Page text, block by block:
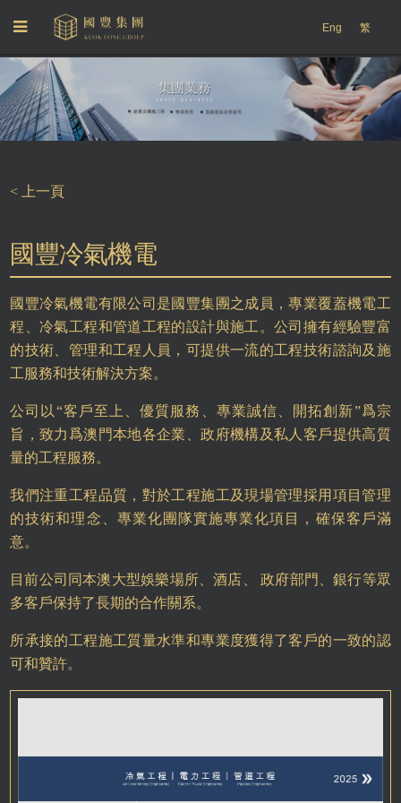
< 上一頁
國豐冷氣機電
國豐冷氣機電有限公司是國豐集團之成員，專業覆蓋機電工
程、冷氣工程和管道工程的設計與施工。公司擁有經驗豐富
的技術、管理和工程人員，可提供一流的工程技術諮詢及施
工服務和技術解決方案。
公司以 “客戶至上、優質服務、專業誠信、開拓創新”爲宗
旨，致力爲澳門本地各企業、政府機構及私人客戶提供高質
量的工程服務。
我們注重工程品質，對於工程施工及現場管理採用項目管理
的技術和理念、專業化團隊實施專業化項目，確保客戶滿
意。
目前公司同本澳大型娛樂場所、酒店、 政府部門、銀行等眾
多客戶保持了長期的合作關系。
所承接的工程施工質量水準和專業度獲得了客戶的一致的認
可和贊許。
Eng 繁